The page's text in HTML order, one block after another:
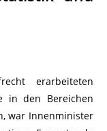
erarbeiteten
in den Bereichen
war Innenminister